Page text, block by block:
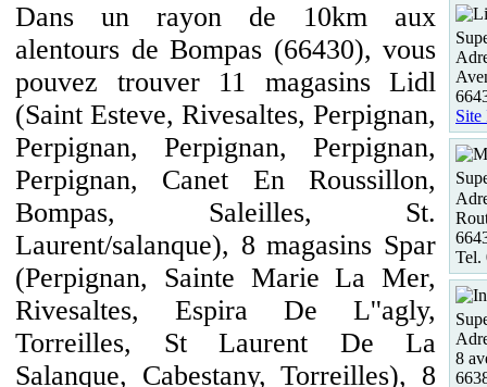
Dans un rayon de 10km aux
alentours de Bompas (66430), vous
pouvez trouver 11 magasins Lidl
(Saint Esteve, Rivesaltes, Perpignan,
Perpignan, Perpignan, Perpignan,
Perpignan, Canet En Roussillon,
Bompas, Saleilles, St.
Laurent/salanque), 8 magasins Spar
(Perpignan, Sainte Marie La Mer,
Rivesaltes, Espira De L''agly,
Torreilles, St Laurent De La
Salanque, Cabestany, Torreilles), 8
Site
Tel.
8